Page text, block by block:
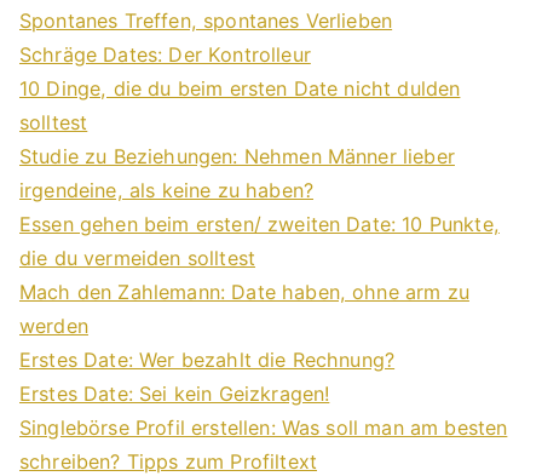
Spontanes Treffen, spontanes Verlieben
Schräge Dates: Der Kontrolleur
10 Dinge, die du beim ersten Date nicht dulden
solltest
Studie zu Beziehungen: Nehmen Männer lieber
irgendeine, als keine zu haben?
Essen gehen beim ersten/ zweiten Date: 10 Punkte,
die du vermeiden solltest
Mach den Zahlemann: Date haben, ohne arm zu
werden
Erstes Date: Wer bezahlt die Rechnung?
Erstes Date: Sei kein Geizkragen!
Singlebörse Profil erstellen: Was soll man am besten
schreiben? Tipps zum Profiltext